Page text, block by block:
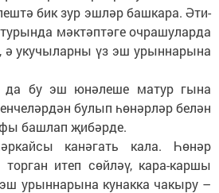
бик зур эшләр башкара. Әти-
мәктәптәге очрашуларда
ә укучыларны үз эш урыннарына
да бу эш юнәлеше матур гына
булып һөнәрләр белән
башлап җибәрде.
канәгать кала. Һөнәр
итеп сөйләү, кара-каршы
урыннарына кунакка чакыру –